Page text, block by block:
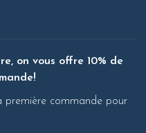
on vous offre 10% de
première commande pour